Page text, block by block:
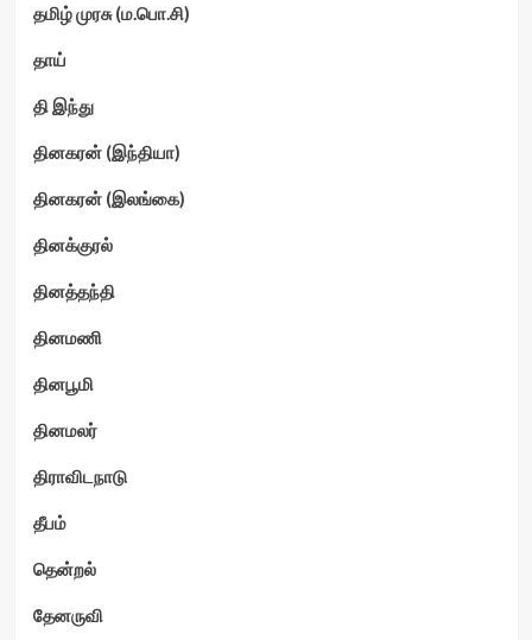
தமிழ் முரசு (ம.பொ.சி)
தாய்
தி இந்து
தினகரன் (இந்தியா)
தினகரன் (இலங்கை)
தினக்குரல்
தினத்தந்தி
தினமணி
தினபூமி
தினமலர்
திராவிடநாடு
தீபம்
தென்றல்
தேனருவி